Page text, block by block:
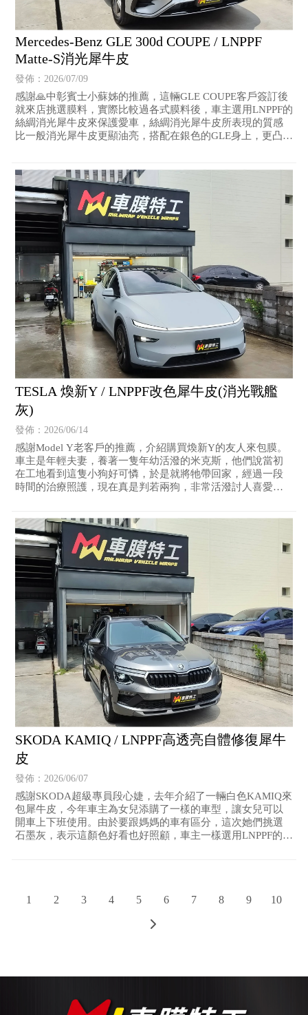
Mercedes-Benz GLE 300d COUPE / LNPPF
Matte-S消光犀牛皮
發佈：2026/07/09
感謝🙏中彰賓士小蘇姊的推薦，這輛GLE COUPE客戶簽訂後
就來店挑選膜料，實際比較過各式膜料後，車主選用LNPPF的
絲綢消光犀牛皮來保護愛車，絲綢消光犀牛皮所表現的質感
比一般消光犀牛皮更顯油亮，搭配在銀色的GLE身上，更凸顯
TESLA 煥新Y / LNPPF改色犀牛皮(消光戰艦
灰)
發佈：2026/06/14
感謝Model Y老客戶的推薦，介紹購買煥新Y的友人來包膜。
車主是年輕夫妻，養著一隻年幼活潑的米克斯，他們說當初
在工地看到這隻小狗好可憐，於是就將牠帶回家，經過一段
時間的治療照護，現在真是判若兩狗，非常活潑討人喜愛！
所想像的感覺不一樣，但看到實車後更覺得好看！
SKODA KAMIQ / LNPPF高透亮自體修復犀牛
皮
發佈：2026/06/07
感謝SKODA超級專員段心婕，去年介紹了一輛白色KAMIQ來
包犀牛皮，今年車主為女兒添購了一樣的車型，讓女兒可以
開車上下班使用。由於要跟媽媽的車有區分，這次她們挑選
石墨灰，表示這顏色好看也好照顧，車主一樣選用LNPPF的高
1 2 3 4 5 6 7 8 9 10